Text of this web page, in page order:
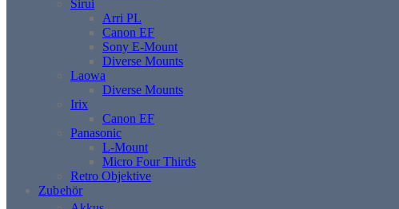
Sirui
Arri PL
Canon EF
Sony E-Mount
Diverse Mounts
Laowa
Diverse Mounts
Irix
Canon EF
Panasonic
L-Mount
Micro Four Thirds
Retro Objektive
Zubehör